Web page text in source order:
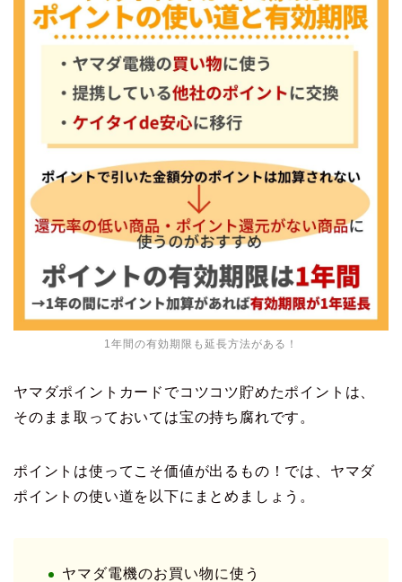
1年間の有効期限も延長方法がある！
ヤマダポイントカードでコツコツ貯めたポイントは、
そのまま取っておいては宝の持ち腐れです。
ポイントは使ってこそ価値が出るもの！では、ヤマダ
ポイントの使い道を以下にまとめましょう。
ヤマダ電機のお買い物に使う